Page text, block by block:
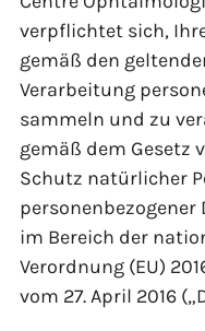
verpflichtet sich,
gemäß den
Verarbeitung
sammeln und zu
gemäß dem Gesetz
Schutz natürlicher
im Bereich der
Verordnung (EU)
vom 27. April 2016